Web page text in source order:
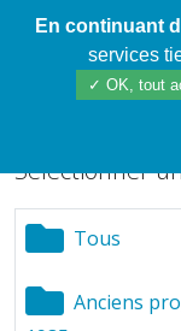
Cahier de
Sélectionner
Tous
Anciens
En continuant
services
✓ OK, tout